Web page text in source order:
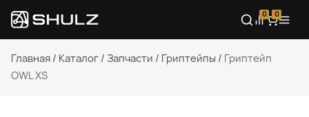
0 0
Главная / Каталог / Запчасти / Гриптейпы / Гриптейп
OWL XS